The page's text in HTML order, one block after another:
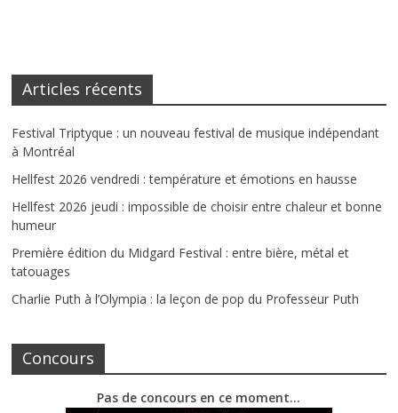
Articles récents
Festival Triptyque : un nouveau festival de musique indépendant
à Montréal
Hellfest 2026 vendredi : température et émotions en hausse
Hellfest 2026 jeudi : impossible de choisir entre chaleur et bonne
humeur
Première édition du Midgard Festival : entre bière, métal et
tatouages
Charlie Puth à l’Olympia : la leçon de pop du Professeur Puth
Concours
Pas de concours en ce moment…